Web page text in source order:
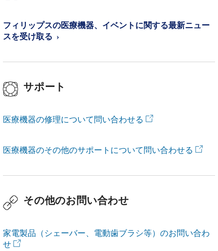
フィリップスの医療機器、イベントに関する最新ニュー
スを受け取る
サポート
医療機器の修理について問い合わせる
医療機器のその他のサポートについて問い合わせる
その他のお問い合わせ
家電製品（シェーバー、電動歯ブラシ等）のお問い合わ
せ